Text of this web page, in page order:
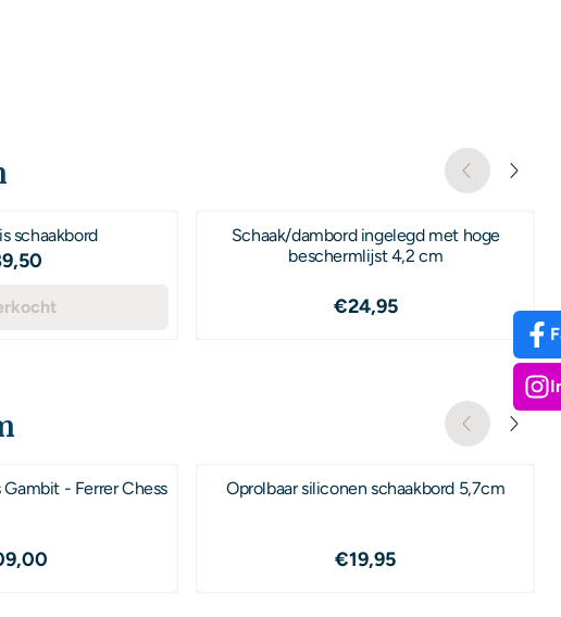
schaakbord
Prijs: 89,50
Schaak/dambord ingelegd met hoge
beschermlijst 4,2 cm
Prijs: 24,95
€24,95
- Ferrer Chess
Prijs: 109,00
Oprolbaar siliconen schaakbord 5,7cm
Prijs: 19,95
€19,95